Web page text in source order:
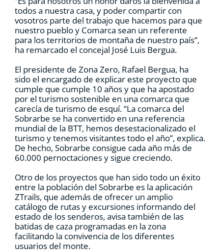
todos a nuestra casa, y poder compartir con
vosotros parte del trabajo que hacemos para que
nuestro pueblo y Comarca sean un referente
para los territorios de montaña de nuestro país”,
ha remarcado el concejal José Luis Bergua.
El presidente de Zona Zero, Rafael Bergua, ha
sido el encargado de explicar este proyecto que
cumple que cumple 10 años y que ha apostado
por el turismo sostenible en una comarca que
carecía de turismo de esquí. “La comarca del
Sobrarbe se ha convertido en una referencia
mundial de la BTT, hemos desestacionalizado el
turismo y tenemos visitantes todo el año”, explica.
De hecho, Sobrarbe consigue cada año más de
60.000 pernoctaciones y sigue creciendo.
Otro de los proyectos que han sido todo un éxito
entre la población del Sobrarbe es la aplicación
ZTrails, que además de ofrecer un amplio
catálogo de rutas y excursiones informando del
estado de los senderos, avisa también de las
batidas de caza programadas en la zona
facilitando la convivencia de los diferentes
usuarios del monte.